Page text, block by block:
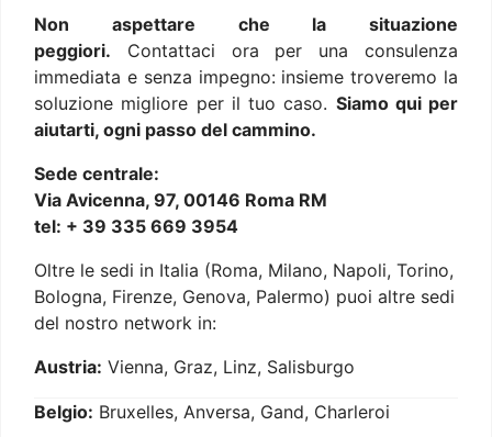
Non aspettare che la situazione
peggiori. Contattaci ora per una consulenza
immediata e senza impegno: insieme troveremo la
soluzione migliore per il tuo caso. Siamo qui per
aiutarti, ogni passo del cammino.
Sede centrale:
Via Avicenna, 97, 00146 Roma RM
tel: + 39 335 669 3954
Oltre le sedi in Italia (Roma, Milano, Napoli, Torino,
Bologna, Firenze, Genova, Palermo) puoi altre sedi
del nostro network in:
Austria: Vienna, Graz, Linz, Salisburgo
Belgio: Bruxelles, Anversa, Gand, Charleroi